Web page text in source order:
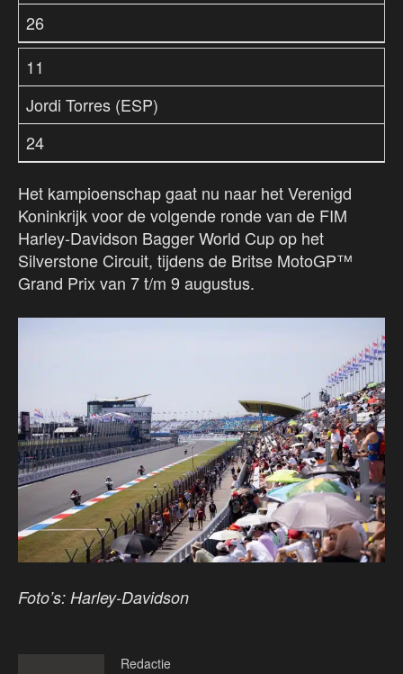
26
11
Jordi Torres (ESP)
24
Het kampioenschap gaat nu naar het Verenigd
Koninkrijk voor de volgende ronde van de FIM
Harley-Davidson Bagger World Cup op het
Silverstone Circuit, tijdens de Britse MotoGP™
Grand Prix van 7 t/m 9 augustus.
Foto’s: Harley-Davidson
Redactie